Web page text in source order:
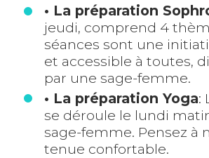
• La préparation
jeudi, comprend 4
séances sont une
et accessible à toutes,
par une sage-femme.
• La préparation Yoga:
se déroule le lundi
sage-femme. Pensez à
tenue confortable.